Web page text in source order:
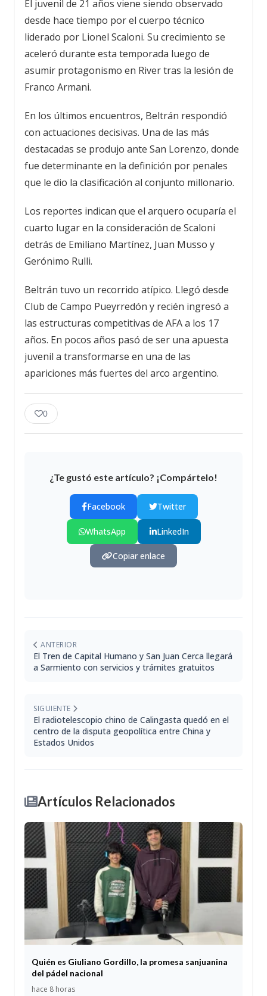
El juvenil de 21 años viene siendo observado
desde hace tiempo por el cuerpo técnico
liderado por Lionel Scaloni. Su crecimiento se
aceleró durante esta temporada luego de
asumir protagonismo en River tras la lesión de
Franco Armani.
En los últimos encuentros, Beltrán respondió
con actuaciones decisivas. Una de las más
destacadas se produjo ante San Lorenzo, donde
fue determinante en la definición por penales
que le dio la clasificación al conjunto millonario.
Los reportes indican que el arquero ocuparía el
cuarto lugar en la consideración de Scaloni
detrás de Emiliano Martínez, Juan Musso y
Gerónimo Rulli.
Beltrán tuvo un recorrido atípico. Llegó desde
Club de Campo Pueyrredón y recién ingresó a
las estructuras competitivas de AFA a los 17
años. En pocos años pasó de ser una apuesta
juvenil a transformarse en una de las
apariciones más fuertes del arco argentino.
0
¿Te gustó este artículo? ¡Compártelo!
Facebook Twitter
WhatsApp LinkedIn
Copiar enlace
ANTERIOR
El Tren de Capital Humano y San Juan Cerca llegará
a Sarmiento con servicios y trámites gratuitos
SIGUIENTE
El radiotelescopio chino de Calingasta quedó en el
centro de la disputa geopolítica entre China y
Estados Unidos
Artículos Relacionados
Quién es Giuliano Gordillo, la promesa sanjuanina
del pádel nacional
hace 8 horas